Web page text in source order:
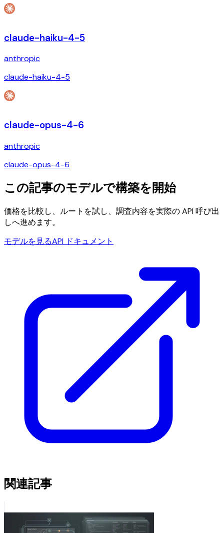
claude-haiku-4-5
anthropic
claude-haiku-4-5
claude-opus-4-6
anthropic
claude-opus-4-6
この記事のモデルで構築を開始
価格を比較し、ルートを試し、調査内容を実際の API 呼び出
しへ進めます。
モデルを見るAPI ドキュメント
関連記事